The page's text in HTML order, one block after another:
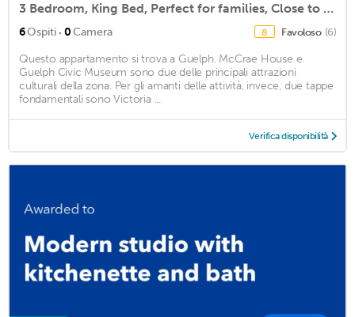
3 Bedroom, King Bed, Perfect for families, Close to University!
6Ospiti · 0Camera 8 Favoloso (6)
Questo appartamento si trova a Guelph. McCrae House e
Guelph Civic Museum sono due delle principali attrazioni
culturali della zona. Per gli amanti delle attività, invece, due tappe
fondamentali sono Victoria ...
Verifica disponibilità